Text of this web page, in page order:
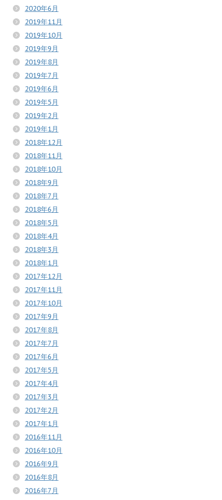
2020年6月
2019年11月
2019年10月
2019年9月
2019年8月
2019年7月
2019年6月
2019年5月
2019年2月
2019年1月
2018年12月
2018年11月
2018年10月
2018年9月
2018年7月
2018年6月
2018年5月
2018年4月
2018年3月
2018年1月
2017年12月
2017年11月
2017年10月
2017年9月
2017年8月
2017年7月
2017年6月
2017年5月
2017年4月
2017年3月
2017年2月
2017年1月
2016年11月
2016年10月
2016年9月
2016年8月
2016年7月